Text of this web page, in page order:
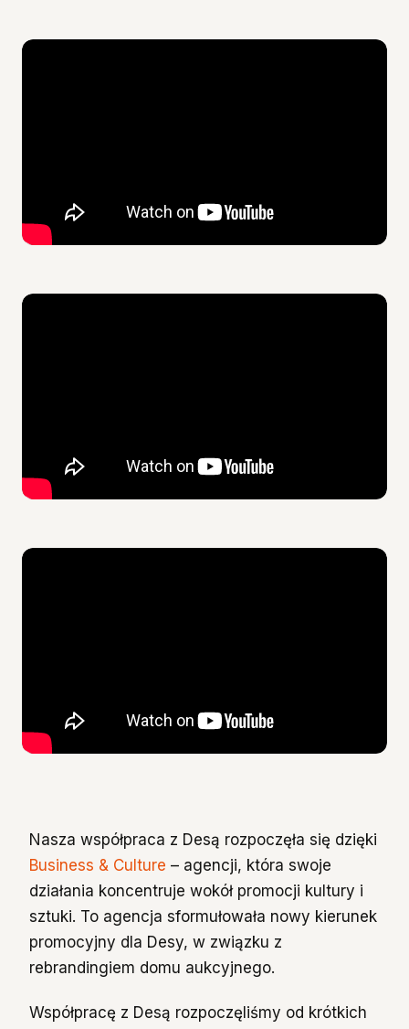
Nasza współpraca z Desą rozpoczęła się dzięki
Business & Culture – agencji, która swoje
działania koncentruje wokół promocji kultury i
sztuki. To agencja sformułowała nowy kierunek
promocyjny dla Desy, w związku z
rebrandingiem domu aukcyjnego.
Współpracę z Desą rozpoczęliśmy od krótkich